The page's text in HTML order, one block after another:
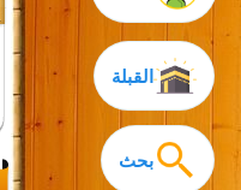
بحث
القبلة